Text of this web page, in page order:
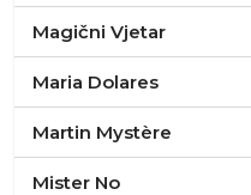
Magični Vjetar
Maria Dolares
Martin Mystère
Mister No